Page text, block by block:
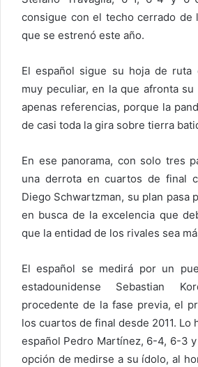
consigue con el techo cerrado de
que se estrenó este año.
El español sigue su hoja de ruta
muy peculiar, en la que afronta
apenas referencias, porque la
de casi toda la gira sobre tierra
En ese panorama, con solo tres
una derrota en cuartos de final
Diego Schwartzman, su plan pasa
en busca de la excelencia que
que la entidad de los rivales sea
El español se medirá por un
estadounidense Sebastian
procedente de la fase previa, el
los cuartos de final desde 2011. Lo
español Pedro Martínez, 6-4, 6-3
opción de medirse a su ídolo, al